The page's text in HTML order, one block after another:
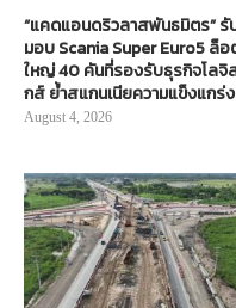
“แคดแอนดริวลาสพันธมิตร” รั
มอบ Scania Super Euro5 ล็อ
ใหญ่ 40 คันที่รองรับธุรกิจโลจิ
กส์ ย้ำสแกนเนียความแข็งแกร่ง
August 4, 2026